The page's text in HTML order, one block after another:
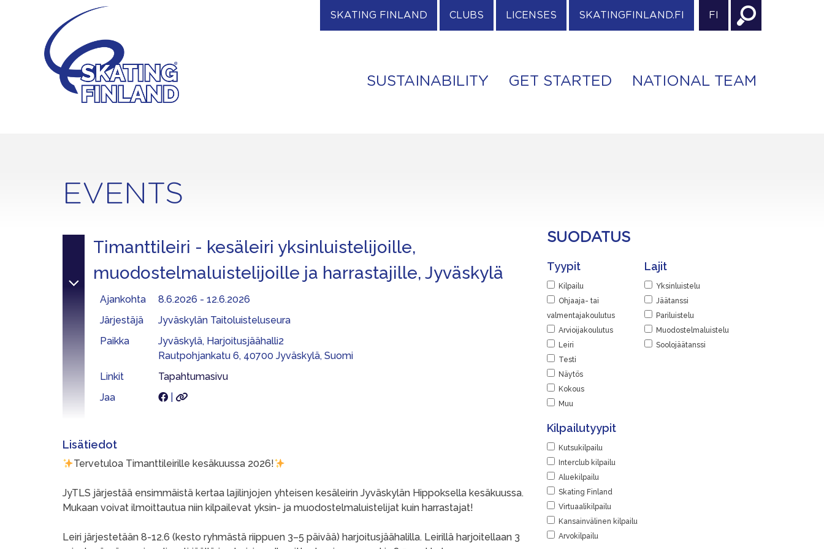
SKATING FINLAND CLUBS LICENSES SKATINGFINLAND.FI FI
SUSTAINABILITY GET STARTED NATIONAL TEAM
EVENTS
Timanttileiri - kesäleiri yksinluistelijoille,
muodostelmaluistelijoille ja harrastajille, Jyväskylä
Ajankohta
8.6.2026 - 12.6.2026
Järjestäjä
Jyväskylän Taitoluisteluseura
Paikka
Jyväskylä, Harjoitusjäähalli2
Rautpohjankatu 6, 40700 Jyväskylä, Suomi
Linkit
Tapahtumasivu
Jaa
Lisätiedot
Tervetuloa Timanttileirille kesäkuussa 2026!
JyTLS järjestää ensimmäistä kertaa lajilinjojen yhteisen kesäleirin Jyväskylän Hippoksella kesäkuussa.
Mukaan voivat ilmoittautua niin kilpailevat yksin- ja muodostelmaluistelijat kuin harrastajat!
Leiri järjestetään 8-12.6 (kesto ryhmästä riippuen 3–5 päivää) harjoitusjäähalilla. Leirillä harjoitellaan 3
SUODATUS
Tyypit
Kilpailu
Ohjaaja- tai
valmentajakoulutus
Arvioijakoulutus
Leiri
Testi
Näytös
Kokous
Muu
Lajit
Yksinluistelu
Jäätanssi
Pariluistelu
Muodostelmaluistelu
Soolojäätanssi
Kilpailutyypit
Kutsukilpailu
Interclub kilpailu
Aluekilpailu
Skating Finland
Virtuaalikilpailu
Kansainvälinen kilpailu
Arvokilpailu